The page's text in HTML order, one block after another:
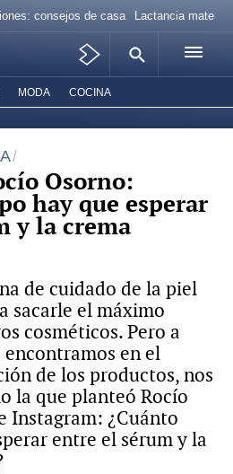
consejos de casa Lactancia materna
MODA COCINA
Osorno:
hay que esperar
y la crema
de cuidado de la piel
sacarle el máximo
cosméticos. Pero a
encontramos en el
de los productos, nos
la que planteó Rocío
Instagram: ¿Cuánto
entre el sérum y la